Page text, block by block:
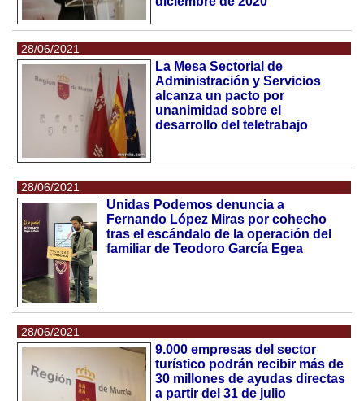
28/06/2021
La Mesa Sectorial de
Administración y Servicios
alcanza un pacto por
unanimidad sobre el
desarrollo del teletrabajo
28/06/2021
Unidas Podemos denuncia a
Fernando López Miras por cohecho
tras el escándalo de la operación del
familiar de Teodoro García Egea
28/06/2021
9.000 empresas del sector
turístico podrán recibir más de
30 millones de ayudas directas
a partir del 31 de julio